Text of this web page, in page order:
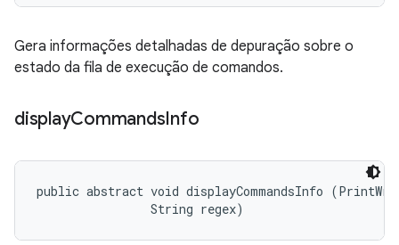
Gera informações detalhadas de depuração sobre o
estado da fila de execução de comandos.
displayCommandsInfo
public abstract void displayCommandsInfo
                String regex)